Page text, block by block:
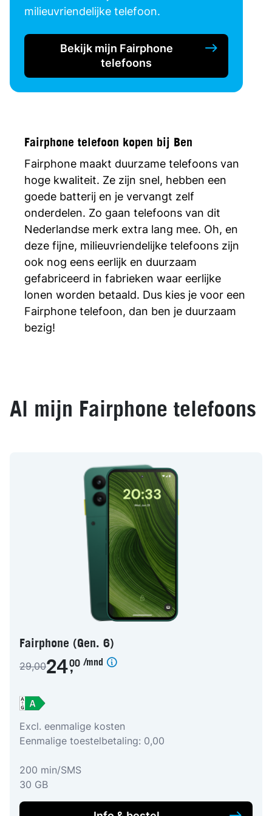
milieuvriendelijke telefoon.
Bekijk mijn Fairphone
telefoons
Fairphone telefoon kopen bij Ben
Fairphone maakt duurzame telefoons van
hoge kwaliteit. Ze zijn snel, hebben een
goede batterij en je vervangt zelf
onderdelen. Zo gaan telefoons van dit
Nederlandse merk extra lang mee. Oh, en
deze fijne, milieuvriendelijke telefoons zijn
ook nog eens eerlijk en duurzaam
gefabriceerd in fabrieken waar eerlijke
lonen worden betaald. Dus kies je voor een
Fairphone telefoon, dan ben je duurzaam
bezig!
Al mijn Fairphone telefoons
Fairphone (Gen. 6)
29,0024,
00 /mnd
Excl. eenmalige kosten
Eenmalige toestelbetaling: 0,00
200 min/SMS
30 GB